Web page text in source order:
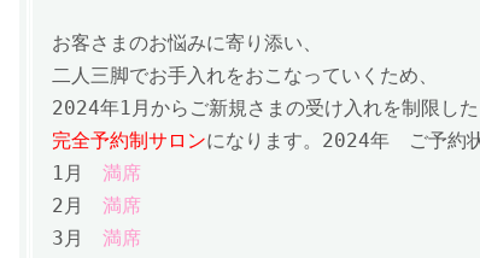
お客さまのお悩みに寄り添い、
二人三脚でお手入れをおこなっていくため、
2024年1月からご新規さまの受け入れを制限した
完全予約制サロンになります。 2024年
ご予約
1月 満席
2月 満席
3月 満席